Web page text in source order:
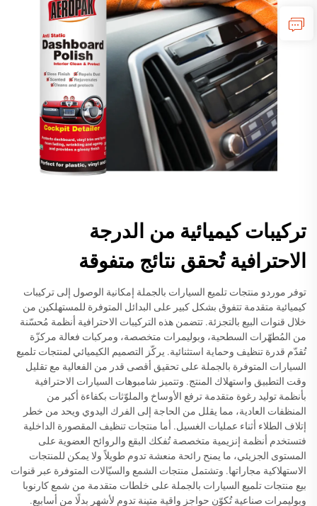
تركيبات كيميائية من الدرجة
الاحترافية تُحقق نتائج متفوقة
توفر موردو منتجات تلميع السيارات بالجملة إمكانية الوصول إلى تركيبات
كيميائية متقدمة تتفوق بشكل كبير على البدائل المتوفرة للمستهلكين من
خلال قنوات البيع بالتجزئة. تتضمن هذه التركيبات الاحترافية أنظمة مُحسّنة
من المُطهّرات السطحية، وبوليمرات متخصصة، ومركبات فعالة مركزّة
تُقدّم قدرة تنظيف وحماية استثنائية. يركّز التصميم الكيميائي لمنتجات تلميع
السيارات المتوفرة بالجملة على تحقيق أقصى قدر من الفعالية مع تقليل
وقت التطبيق واستهلاك المنتج. وتتميز شامبوهات السيارات الاحترافية
بأنظمة توليد رغوة متقدمة ترفع الأوساخ والملوّثات بكفاءة أكبر من
المنظفات العادية، مما يقلل من الحاجة إلى الفرك اليدوي ويحد من خطر
إتلاف الطلاء أثناء عمليات الغسيل. أما منتجات تنظيف المقصورة الداخلية
فتستخدم أنظمة إنزيمية متخصصة تُفكك البقع والروائح العضوية على
المستوى الجزيئي، ما يمنح رائحة منعشة تدوم طويلاً ولا يمكن للمنتجات
الاستهلاكية مجاراتها. وتشتمل منتجات الشمع والسيّالات المتوفرة عبر قنوات
بيع منتجات تلميع السيارات بالجملة على خلطات متقدمة من شمع كارنوبا
وبوليمرات صناعية تُكوّن حواجز واقية متينة تدوم لأشهر بدلًا من أسابيع.